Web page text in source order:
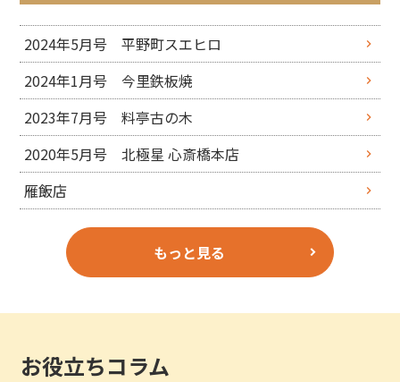
2024年5月号 平野町スエヒロ
2024年1月号 今里鉄板焼
2023年7月号 料亭古の木
2020年5月号 北極星 心斎橋本店
雁飯店
もっと見る
お役立ちコラム